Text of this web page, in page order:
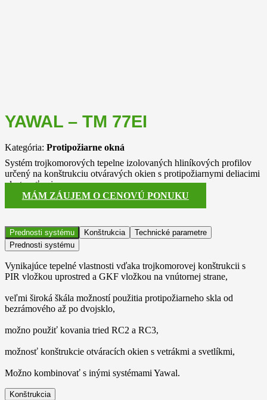
YAWAL – TM 77EI
Kategória: Protipožiarne okná
Systém trojkomorových tepelne izolovaných hliníkových profilov
určený na konštrukciu otváravých okien s protipožiarnymi deliacimi
vlastnosťami.
MÁM ZÁUJEM O CENOVÚ PONUKU
Prednosti systému Konštrukcia
Technické parametre
Prednosti systému
Vynikajúce tepelné vlastnosti vďaka trojkomorovej konštrukcii s
PIR vložkou uprostred a GKF vložkou na vnútornej strane,
veľmi široká škála možností použitia protipožiarneho skla od
bezrámového až po dvojsklo,
možno použiť kovania tried RC2 a RC3,
možnosť konštrukcie otváracích okien s vetrákmi a svetlíkmi,
Možno kombinovať s inými systémami Yawal.
Konštrukcia